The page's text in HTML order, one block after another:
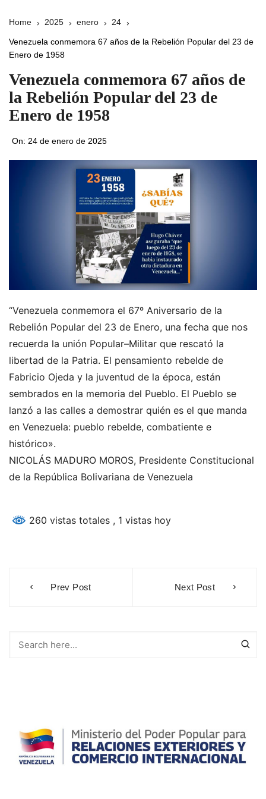
Home 2025 enero 24
Venezuela conmemora 67 años de la Rebelión Popular del 23 de
Enero de 1958
Venezuela conmemora 67 años de
la Rebelión Popular del 23 de
Enero de 1958
On: 24 de enero de 2025
“Venezuela conmemora el 67º Aniversario de la
Rebelión Popular del 23 de Enero, una fecha que nos
recuerda la unión Popular–Militar que rescató la
libertad de la Patria. El pensamiento rebelde de
Fabricio Ojeda y la juventud de la época, están
sembrados en la memoria del Pueblo. El Pueblo se
lanzó a las calles a demostrar quién es el que manda
en Venezuela: pueblo rebelde, combatiente e
histórico».
NICOLÁS MADURO MOROS, Presidente Constitucional
de la República Bolivariana de Venezuela
260 vistas totales , 1 vistas hoy
Prev Post Next Post